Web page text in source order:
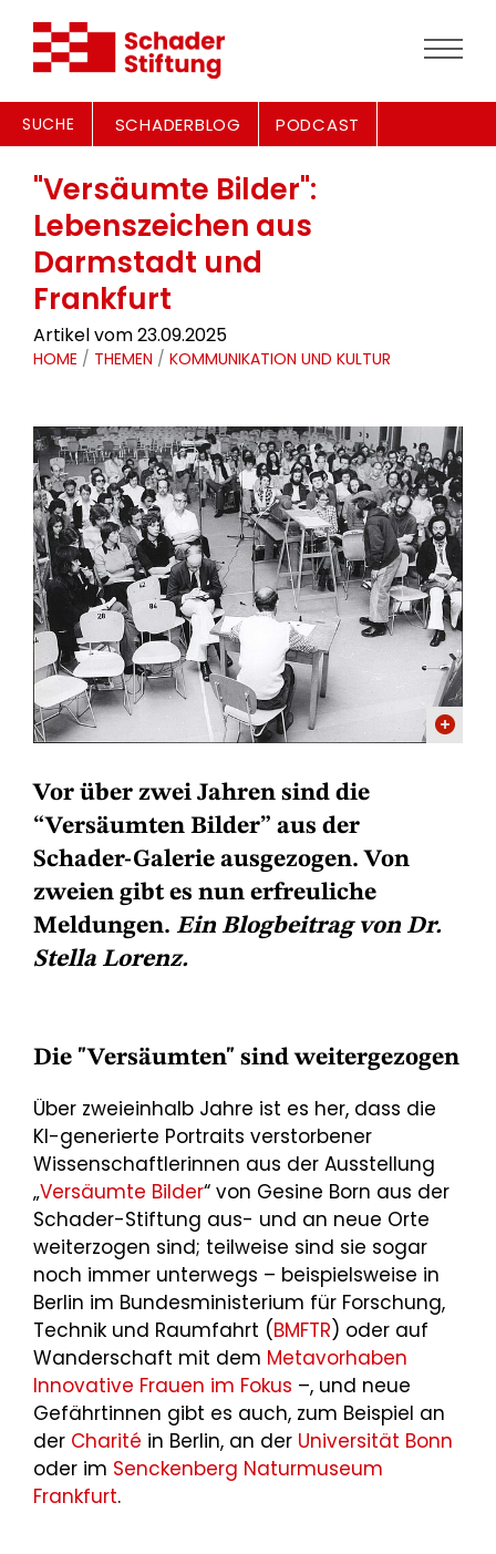
SUCHE SCHADERBLOG PODCAST
"Versäumte Bilder":
Lebenszeichen aus
Darmstadt und
Frankfurt
Artikel vom 23.09.2025
HOME / THEMEN / KOMMUNIKATION UND KULTUR
Vor über zwei Jahren sind die
“Versäumten Bilder” aus der
Schader-Galerie ausgezogen. Von
zweien gibt es nun erfreuliche
Meldungen. Ein Blogbeitrag von Dr.
Stella Lorenz.
Die "Versäumten" sind weitergezogen
Über zweieinhalb Jahre ist es her, dass die
KI-generierte Portraits verstorbener
Wissenschaftlerinnen aus der Ausstellung
„Versäumte Bilder“ von Gesine Born aus der
Schader-Stiftung aus- und an neue Orte
weiterzogen sind; teilweise sind sie sogar
noch immer unterwegs – beispielsweise in
Berlin im Bundesministerium für Forschung,
Technik und Raumfahrt (BMFTR) oder auf
Wanderschaft mit dem Metavorhaben
Innovative Frauen im Fokus –, und neue
Gefährtinnen gibt es auch, zum Beispiel an
der Charité in Berlin, an der Universität Bonn
oder im Senckenberg Naturmuseum
Frankfurt.